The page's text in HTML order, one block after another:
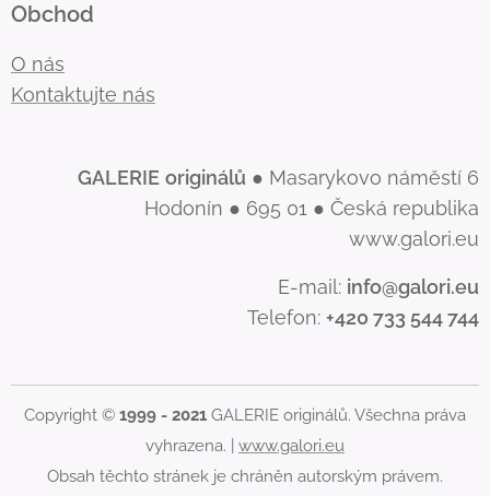
Obchod
O nás
Kontaktujte nás
GALERIE originálů ● Masarykovo náměstí 6
Hodonín ● 695 01 ● Česká republika
www.galori.eu
E-mail: info@galori.eu
Telefon: +420 733 544 744
Copyright © 1999 - 2021 GALERIE originálů. Všechna práva
vyhrazena. | www.galori.eu
Obsah těchto stránek je chráněn autorským právem.